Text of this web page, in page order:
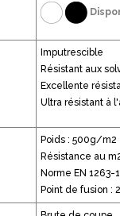
Imputrescible
Résistant aux
Excellente
Ultra résistant à
Poids : 500g/m2
Résistance au
Norme EN 1263-1
Point de fusion :